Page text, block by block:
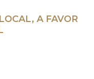
A FAVOR